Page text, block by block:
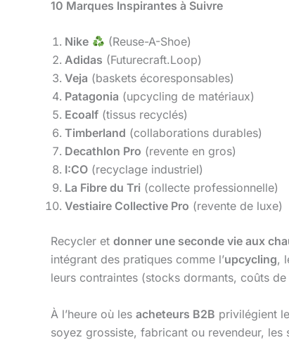
10 Marques Inspirantes à Suivre
Nike
(Reuse-A-Shoe)
Adidas (Futurecraft.Loop)
Veja (baskets écoresponsables)
Patagonia (upcycling de matériaux)
Ecoalf (tissus recyclés)
Timberland (collaborations durables)
Decathlon Pro (revente en gros)
I:CO (recyclage industriel)
La Fibre du Tri (collecte professionnelle)
Vestiaire Collective Pro (revente de luxe)
Recycler et donner une seconde vie aux
intégrant des pratiques comme l’upcycling,
leurs contraintes (stocks dormants, coûts
À l’heure où les acheteurs B2B privilégient
soyez grossiste, fabricant ou revendeur,